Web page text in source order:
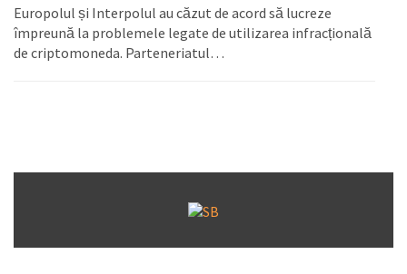
Europolul și Interpolul au căzut de acord să lucreze
împreună la problemele legate de utilizarea infracțională
de criptomoneda. Parteneriatul…